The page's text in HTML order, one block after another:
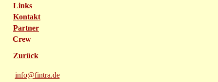
Links
Kontakt
Partner
Crew
Zurück
info@fintra.de